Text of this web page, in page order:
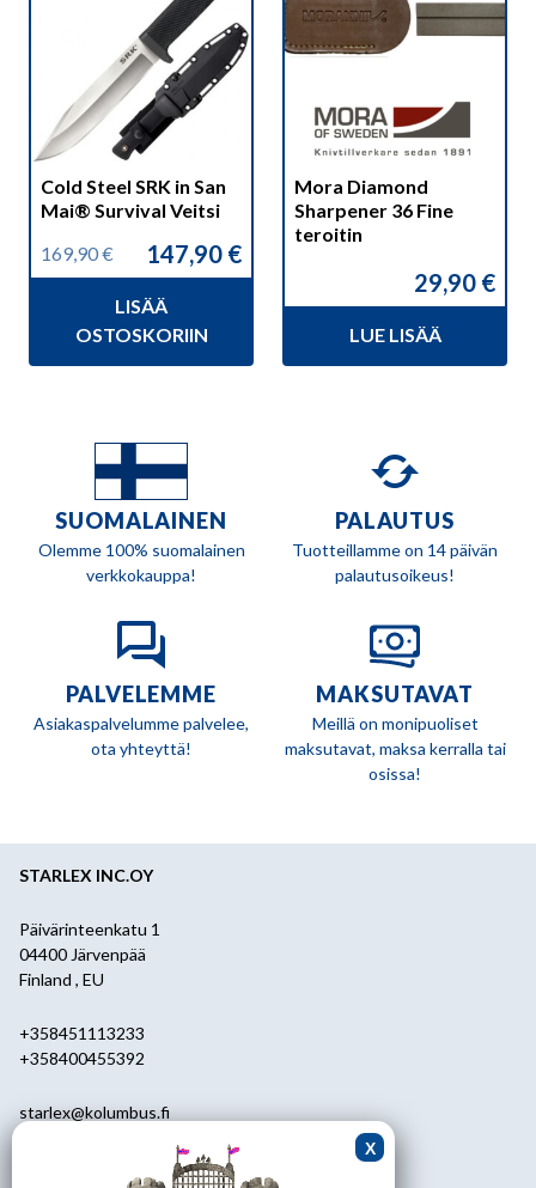
Cold Steel SRK in San
Mai® Survival Veitsi
169,90€
Alkuperäinen
169,90 €.
147,90 €
Nykyinen
147,90 €.
LISÄÄ
OSTOSKORIIN
Mora Diamond
Sharpener 36 Fine
teroitin
29,90 €
LUE LISÄÄ
SUOMALAINEN
Olemme 100% suomalainen
verkkokauppa!
PALAUTUS
Tuotteillamme on 14 päivän
palautusoikeus!
PALVELEMME
Asiakaspalvelumme palvelee,
ota yhteyttä!
MAKSUTAVAT
Meillä on monipuoliset
maksutavat, maksa kerralla tai
osissa!
STARLEX INC.OY
Päivärinteenkatu 1
04400 Järvenpää
Finland , EU
+358451113233
+358400455392
starlex@kolumbus.fi